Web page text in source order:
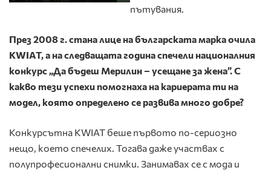
пътувания.
През 2008г.стана лице на българската марка очила
KWIAT, а на следващата година спечели националния
конкурс „Да бъдеш Мерилин – усещане за жена”. С
какво тези успехи помогнаха на кариерата ти на
модел, която определено се развива много добре?
Конкурсътна KWIAT беше първото по-сериозно
нещо, което спечелих. Тогава даже участвах с
полупрофесионални снимки. Занимавах се с мода и